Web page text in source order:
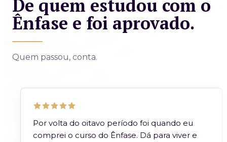
De quem estudou com o
Ênfase e foi aprovado.
Quem passou, conta.
Por volta do oitavo período foi quando eu
comprei o curso do Ênfase. Dá para viver e